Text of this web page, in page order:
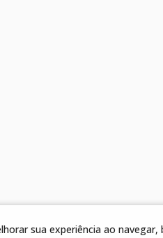
sua experiência ao navegar,